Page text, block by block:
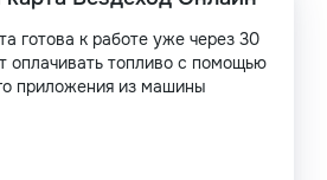
готова к работе уже через 30
оплачивать топливо с помощью
приложения из машины